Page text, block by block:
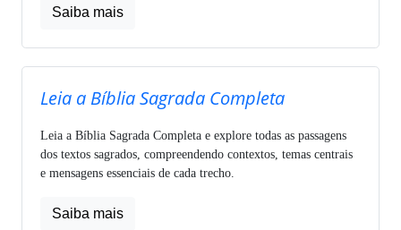
Saiba mais
Leia a Bíblia Sagrada Completa
Leia a Bíblia Sagrada Completa e explore todas as passagens
dos textos sagrados, compreendendo contextos, temas centrais
e mensagens essenciais de cada trecho.
Saiba mais